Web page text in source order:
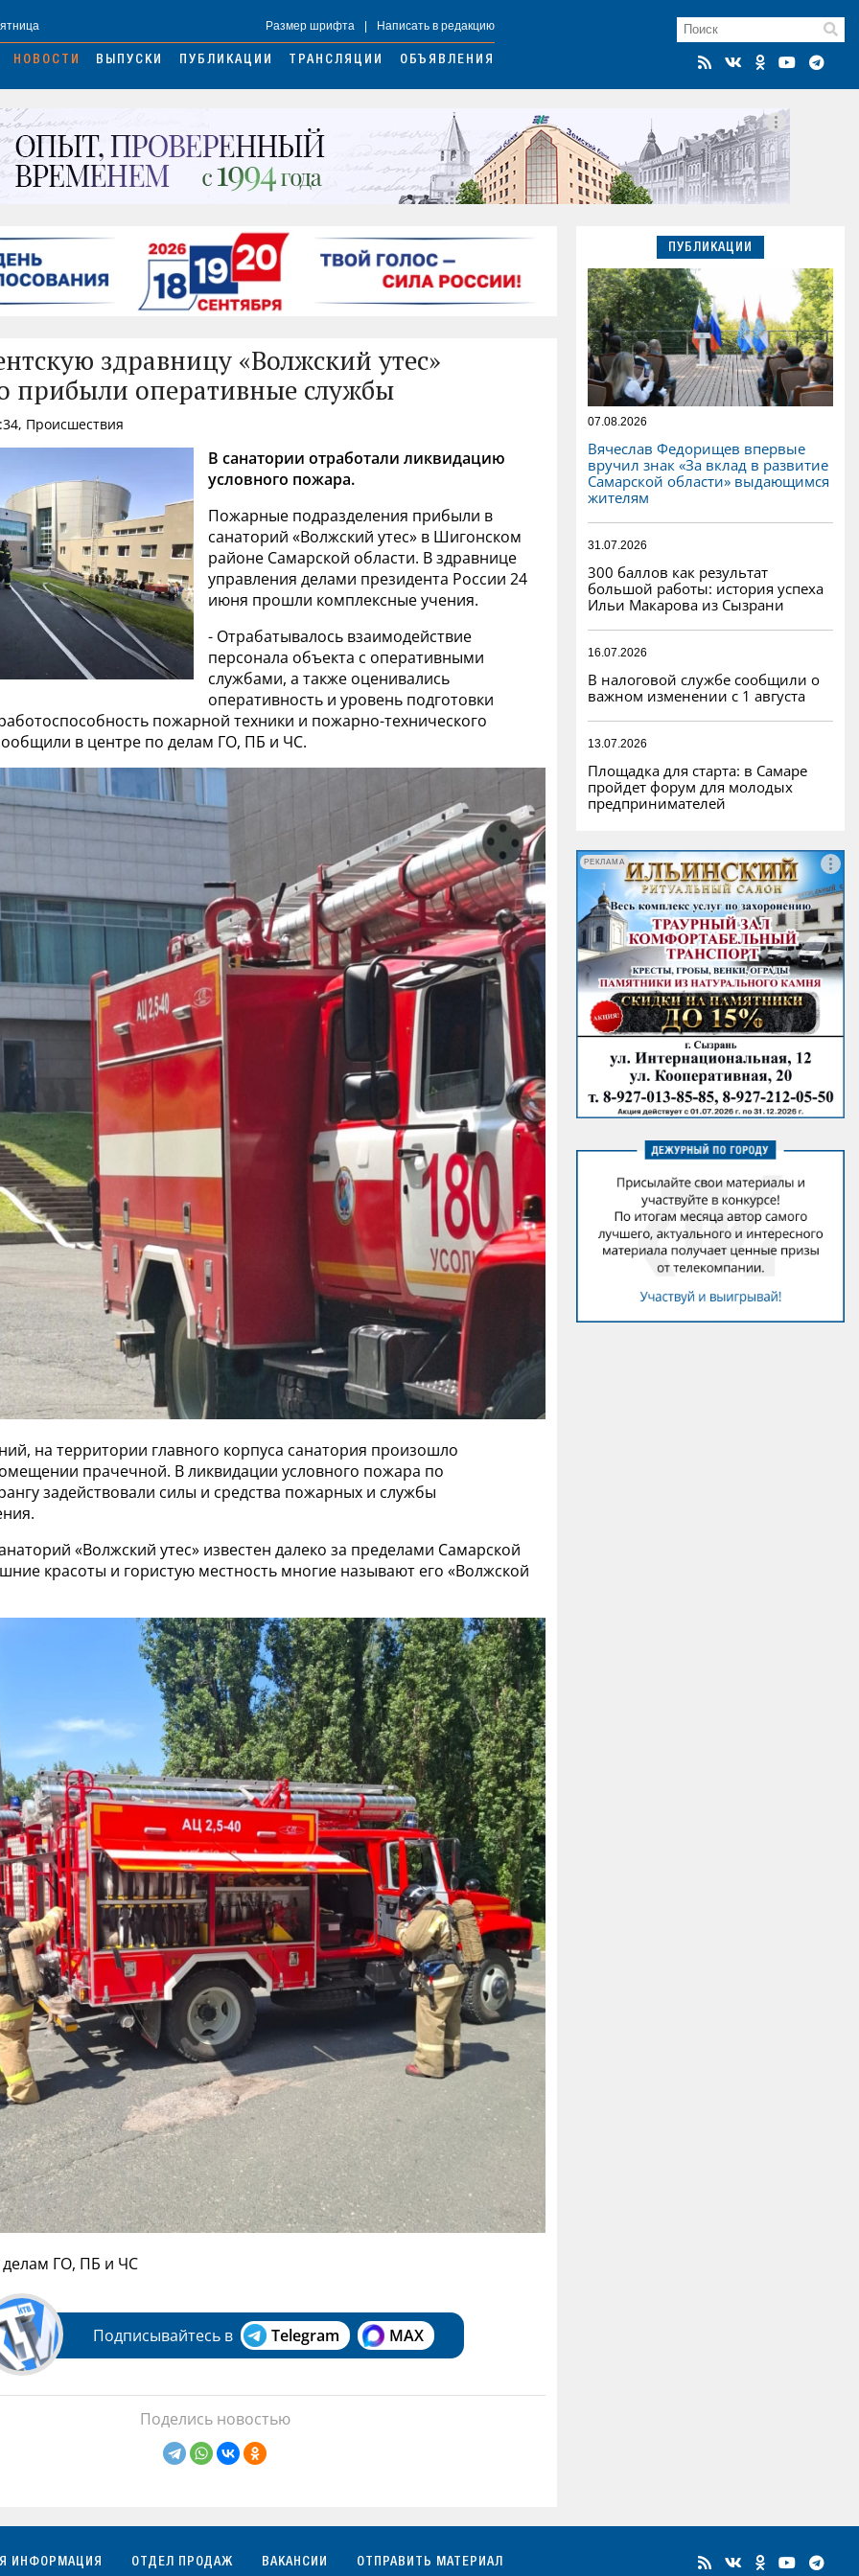
Размер шрифта Написать в редакцию
НОВОСТИ ВЫПУСКИ ПУБЛИКАЦИИ ТРАНСЛЯЦИИ ОБЪЯВЛЕНИЯ
здравницу «Волжский утес»
прибыли оперативные службы
Происшествия
В санатории отработали ликвидацию
условного пожара.
Пожарные подразделения прибыли в
санаторий «Волжский утес» в Шигонском
районе Самарской области. В здравнице
управления делами президента России 24
июня прошли комплексные учения.
- Отрабатывалось взаимодействие
персонала объекта с оперативными
службами, а также оценивались
оперативность и уровень подготовки
пожарной техники и пожарно-технического
в центре по делам ГО, ПБ и ЧС.
на территории главного корпуса санатория произошло
прачечной. В ликвидации условного пожара по
задействовали силы и средства пожарных и службы
«Волжский утес» известен далеко за пределами Самарской
красоты и гористую местность многие называют его «Волжской
ГО, ПБ и ЧС
Подписывайтесь в Telegram MAX
Поделись новостью
ПУБЛИКАЦИИ
07.08.2026
Вячеслав Федорищев впервые
вручил знак «За вклад в развитие
Самарской области» выдающимся
жителям
31.07.2026
300 баллов как результат
большой работы: история успеха
Ильи Макарова из Сызрани
16.07.2026
В налоговой службе сообщили о
важном изменении с 1 августа
13.07.2026
Площадка для старта: в Самаре
пройдет форум для молодых
предпринимателей
РЕКЛАМА
ИНФОРМАЦИЯ ОТДЕЛ ПРОДАЖ ВАКАНСИИ ОТПРАВИТЬ МАТЕРИАЛ